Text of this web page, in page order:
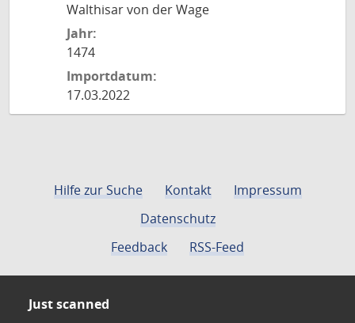
Walthisar von der Wage
Jahr:
1474
Importdatum:
17.03.2022
Hilfe zur Suche Kontakt
Impressum
Datenschutz
Feedback
RSS-Feed
Just scanned